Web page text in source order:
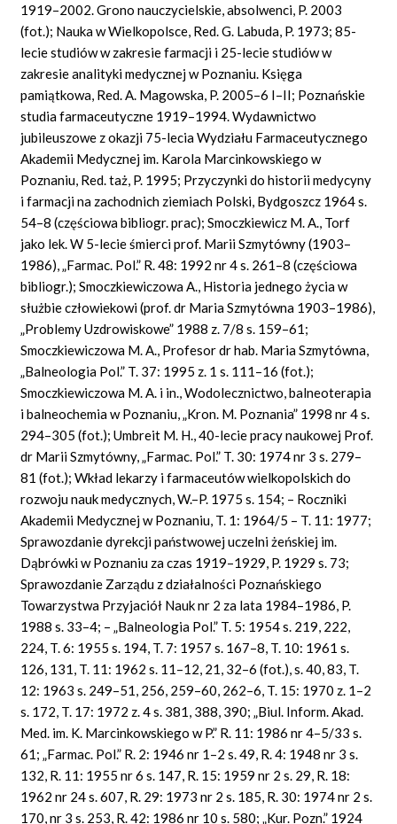
1919–2002. Grono nauczycielskie, absolwenci, P. 2003
(fot.); Nauka w Wielkopolsce, Red. G. Labuda, P. 1973; 85-
lecie studiów w zakresie farmacji i 25-lecie studiów w
zakresie analityki medycznej w Poznaniu. Księga
pamiątkowa, Red. A. Magowska, P. 2005–6 I–II; Poznańskie
studia farmaceutyczne 1919–1994. Wydawnictwo
jubileuszowe z okazji 75-lecia Wydziału Farmaceutycznego
Akademii Medycznej im. Karola Marcinkowskiego w
Poznaniu, Red. taż, P. 1995; Przyczynki do historii medycyny
i farmacji na zachodnich ziemiach Polski, Bydgoszcz 1964 s.
54–8 (częściowa bibliogr. prac); Smoczkiewicz M. A., Torf
jako lek. W 5-lecie śmierci prof. Marii Szmytówny (1903–
1986), „Farmac. Pol.” R. 48: 1992 nr 4 s. 261–8 (częściowa
bibliogr.); Smoczkiewiczowa A., Historia jednego życia w
służbie człowiekowi (prof. dr Maria Szmytówna 1903–1986),
„Problemy Uzdrowiskowe” 1988 z. 7/8 s. 159–61;
Smoczkiewiczowa M. A., Profesor dr hab. Maria Szmytówna,
„Balneologia Pol.” T. 37: 1995 z. 1 s. 111–16 (fot.);
Smoczkiewiczowa M. A. i in., Wodolecznictwo, balneoterapia
i balneochemia w Poznaniu, „Kron. M. Poznania” 1998 nr 4 s.
294–305 (fot.); Umbreit M. H., 40-lecie pracy naukowej Prof.
dr Marii Szmytówny, „Farmac. Pol.” T. 30: 1974 nr 3 s. 279–
81 (fot.); Wkład lekarzy i farmaceutów wielkopolskich do
rozwoju nauk medycznych, W.–P. 1975 s. 154; – Roczniki
Akademii Medycznej w Poznaniu, T. 1: 1964/5 – T. 11: 1977;
Sprawozdanie dyrekcji państwowej uczelni żeńskiej im.
Dąbrówki w Poznaniu za czas 1919–1929, P. 1929 s. 73;
Sprawozdanie Zarządu z działalności Poznańskiego
Towarzystwa Przyjaciół Nauk nr 2 za lata 1984–1986, P.
1988 s. 33–4; – „Balneologia Pol.” T. 5: 1954 s. 219, 222,
224, T. 6: 1955 s. 194, T. 7: 1957 s. 167–8, T. 10: 1961 s.
126, 131, T. 11: 1962 s. 11–12, 21, 32–6 (fot.), s. 40, 83, T.
12: 1963 s. 249–51, 256, 259–60, 262–6, T. 15: 1970 z. 1–2
s. 172, T. 17: 1972 z. 4 s. 381, 388, 390; „Biul. Inform. Akad.
Med. im. K. Marcinkowskiego w P.” R. 11: 1986 nr 4–5/33 s.
61; „Farmac. Pol.” R. 2: 1946 nr 1–2 s. 49, R. 4: 1948 nr 3 s.
132, R. 11: 1955 nr 6 s. 147, R. 15: 1959 nr 2 s. 29, R. 18:
1962 nr 24 s. 607, R. 29: 1973 nr 2 s. 185, R. 30: 1974 nr 2 s.
170, nr 3 s. 253, R. 42: 1986 nr 10 s. 580; „Kur. Pozn.” 1924